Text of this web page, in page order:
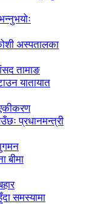
अस्पतालका
तामाङ
यातायात
प्रधानमन्त्री
बीमा
समस्यामा